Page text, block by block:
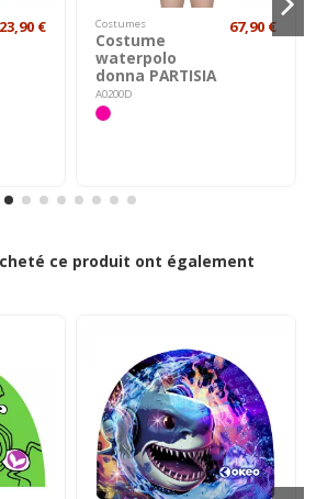
23,90 € Costumes
Costume
waterpolo
donna PARTISIA
A0200D
67,90 €
ce produit ont également